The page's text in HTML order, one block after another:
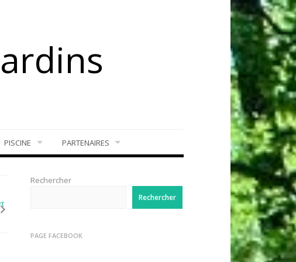
PISCINE PARTENAIRES
Rechercher
Rechercher
PAGE FACEBOOK